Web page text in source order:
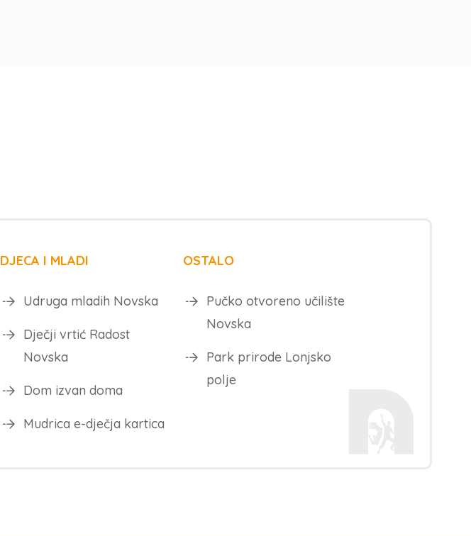
DJECA I MLADI
Udruga mladih Novska
Dječji vrtić Radost
Novska
Dom izvan doma
Mudrica e-dječja kartica
OSTALO
Pučko otvoreno učilište
Novska
Park prirode Lonjsko
polje